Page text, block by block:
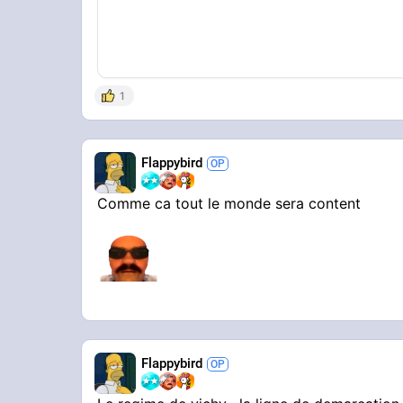
1
Flappybird
Comme ca tout le monde sera content
Flappybird